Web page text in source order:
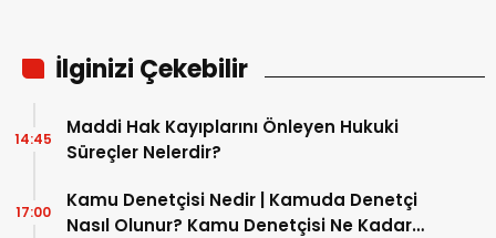
İlginizi Çekebilir
Maddi Hak Kayıplarını Önleyen Hukuki
Süreçler Nelerdir?
14:45
Kamu Denetçisi Nedir | Kamuda Denetçi
Nasıl Olunur? Kamu Denetçisi Ne Kadar
17:00